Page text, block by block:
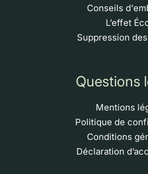
Conseils
L’effet
Suppression
Questions
Mentions
Politique de
Conditions
Déclaration